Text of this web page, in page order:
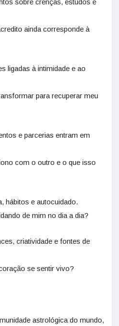
sobre crenças, estudos e
ainda corresponde à
ligadas à intimidade e ao
para recuperar meu
e parcerias entram em
com o outro e o que isso
hábitos e autocuidado.
de mim no dia a dia?
criatividade e fontes de
se sentir vivo?
astrológica do mundo,